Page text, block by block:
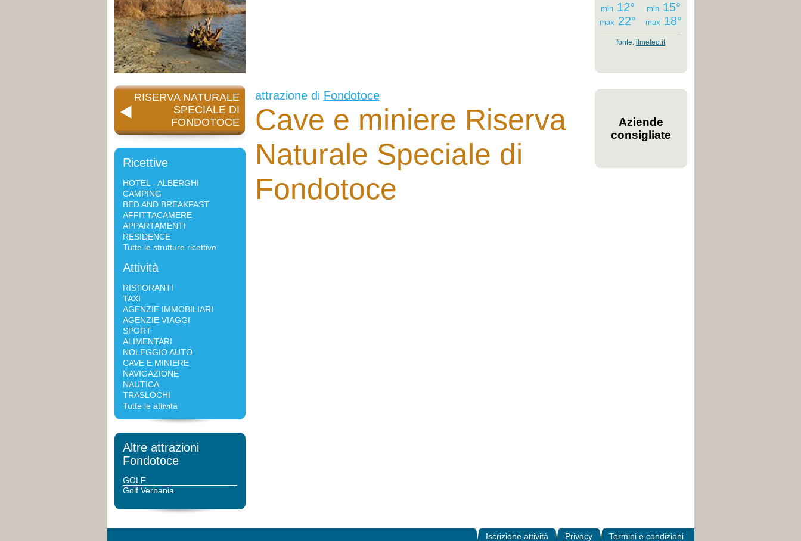
RISERVA NATURALE
SPECIALE DI
FONDOTOCE
Ricettive
HOTEL - ALBERGHI
CAMPING
BED AND BREAKFAST
AFFITTACAMERE
APPARTAMENTI
RESIDENCE
Tutte le strutture ricettive
Attività
RISTORANTI
TAXI
AGENZIE IMMOBILIARI
AGENZIE VIAGGI
SPORT
ALIMENTARI
NOLEGGIO AUTO
CAVE E MINIERE
NAVIGAZIONE
NAUTICA
TRASLOCHI
Tutte le attività
Altre attrazioni
Fondotoce
GOLF
Golf Verbania
min12°
max 22°
min15°
max 18°
fonte: ilmeteo.it
attrazione di Fondotoce
Cave e miniere Riserva
Naturale Speciale di
Fondotoce
Aziende
consigliate
Iscrizione attività Privacy Termini e condizioni